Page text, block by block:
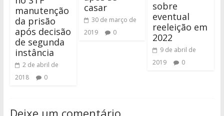
manutenção
da prisão
após decisão
de segunda
instância
2 de abril de
2018
0
casar
30 de março de
2019
0
sobre
eventual
reeleição em
2022
9 de abril de
2019
0
Deixe um comentário